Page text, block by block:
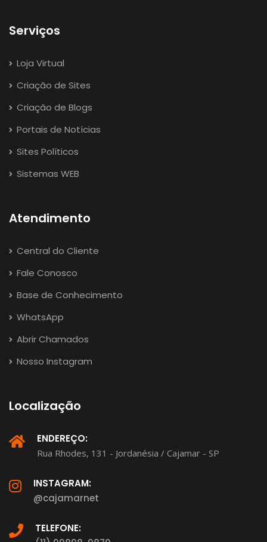
Serviços
Loja Virtual
Criação de Sites
Criação de Blogs
Portais de Notícias
Sites Políticos
Sistemas WEB
Atendimento
Central do Cliente
Fale Conosco
Base de Conhecimento
WhatsApp
Abrir Chamados
Nosso Instagram
Localização
ENDEREÇO:
Rua Rhodes, 131 - Jordanésia / Cajamar - SP
INSTAGRAM:
@cajamarnet
TELEFONE: